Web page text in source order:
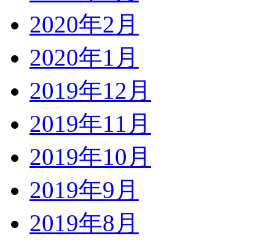
2020年2月
2020年1月
2019年12月
2019年11月
2019年10月
2019年9月
2019年8月